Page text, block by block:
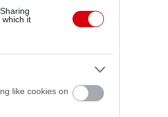
which it
like cookies on
Altay Bayindir
Andreas Pereira
Angol válogatott